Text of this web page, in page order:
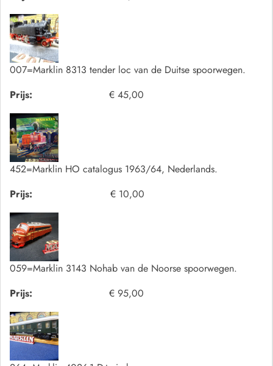
007=Marklin 8313 tender loc van de Duitse spoorwegen.
Prijs:
€ 45,00
452=Marklin HO catalogus 1963/64, Nederlands.
Prijs:
€ 10,00
059=Marklin 3143 Nohab van de Noorse spoorwegen.
Prijs:
€ 95,00